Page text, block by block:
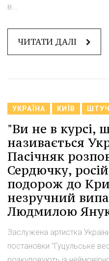
в...
ЧИТАТИ ДАЛІ
УКРАЇНА КИЇВ
"Ви не в курсі,
називається
Пасічняк
Сердючку,
подорож до
незручний
Людмилою
Заслужена артистка
постановки "Гуцульське